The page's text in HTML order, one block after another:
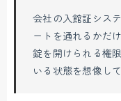
会社の入館証シス
ートを通れるかだ
錠を開けられる権
いる状態を想像して